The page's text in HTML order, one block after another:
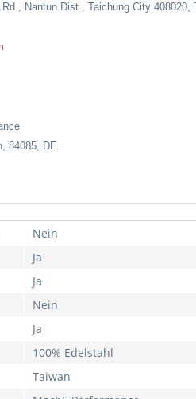
Nantun Dist., Taichung City 408020,
84085, DE
Nein
Ja
Ja
Nein
Ja
100% Edelstahl
Taiwan